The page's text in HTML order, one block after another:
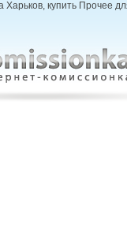
купить Прочее